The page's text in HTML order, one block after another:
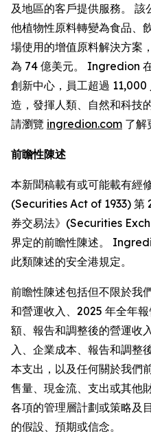
及地區的客戶提供服務。
他植物性原料轉變為食品、
場使用的增值原料解決方案
為 74 億美元。 Ingredion
創新中心，員工超過
造，發揮人類、自然和科技
請瀏覽 ingredion.com 了解
前瞻性陳述
本新聞稿載有或可能載有經
(Securities Act of 1933) 第
券交易法》(Securities
界定的前瞻性陳述。
此類陳述的安全港規定。
前瞻性陳述包括但不限於我
和營運收入、2025 年全年
額、報告和調整後的營運收
入、企業成本、報告和調整
本支出，以及任何關於我們
售量、現金流、支出或其他
各項的管理層計劃或策略及
的假設、預期或信念。